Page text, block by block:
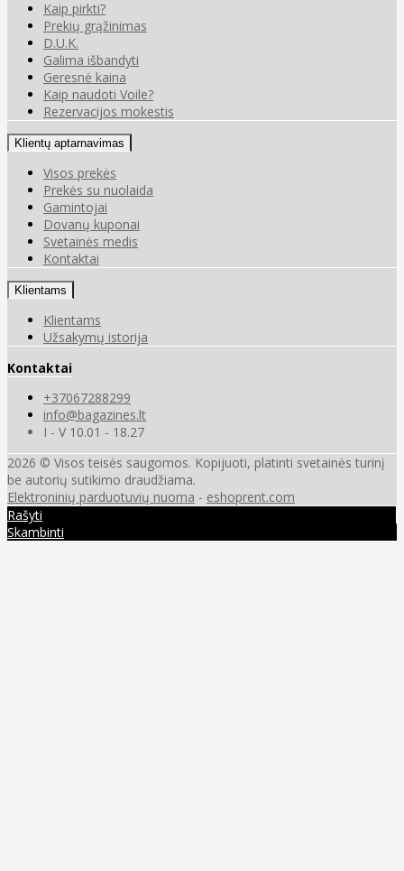
Kaip pirkti?
Prekių grąžinimas
D.U.K.
Galima išbandyti
Geresnė kaina
Kaip naudoti Voile?
Rezervacijos mokestis
Klientų aptarnavimas
Visos prekės
Prekės su nuolaida
Gamintojai
Dovanų kuponai
Svetainės medis
Kontaktai
Klientams
Klientams
Užsakymų istorija
Kontaktai
+37067288299
info@bagazines.lt
I - V 10.01 - 18.27
2026 © Visos teisės saugomos. Kopijuoti, platinti svetainės turinį
be autorių sutikimo draudžiama.
Elektroninių parduotuvių nuoma - eshoprent.com
Rašyti
Skambinti